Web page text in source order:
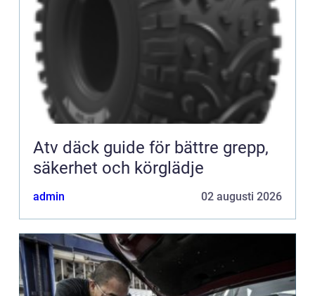
Atv däck guide för bättre grepp,
säkerhet och körglädje
admin 02 augusti 2026